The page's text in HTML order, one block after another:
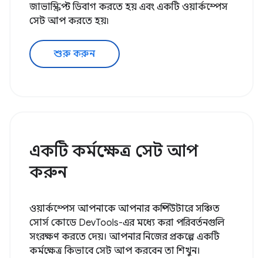
জাভাস্ক্রিপ্ট ডিবাগ করতে হয় এবং একটি ওয়ার্কস্পেস
সেট আপ করতে হয়৷
শুরু করুন
একটি কর্মক্ষেত্র সেট আপ
করুন
ওয়ার্কস্পেস আপনাকে আপনার কম্পিউটারে সঞ্চিত
সোর্স কোডে DevTools-এর মধ্যে করা পরিবর্তনগুলি
সংরক্ষণ করতে দেয়। আপনার নিজের প্রকল্পে একটি
কর্মক্ষেত্র কিভাবে সেট আপ করবেন তা শিখুন।